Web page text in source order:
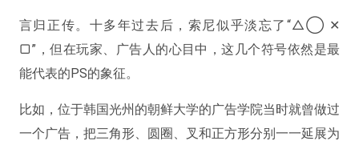
言归正传。十多年过去后，索尼似乎淡忘了“△◯ ✕
▢”，但在玩家、广告人的心目中，这几个符号依然是最
能代表的PS的象征。
比如，位于韩国光州的朝鲜大学的广告学院当时就曾做过
一个广告，把三角形、圆圈、叉和正方形分别一一延展为